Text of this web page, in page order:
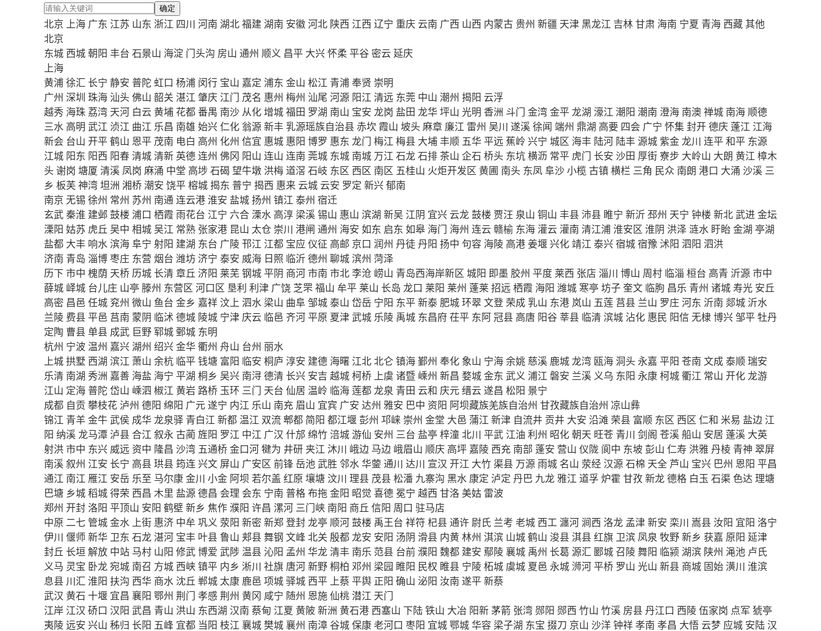
确定
北京 上海 广东 江苏 山东 浙江 四川 河南 湖北福建湖南 安徽河北 陕西 江西 辽宁 重庆 云南 广西 山西 内蒙古 贵州 新疆 天津黑龙江 吉林甘肃 海南 宁夏 青海 西藏其他
北京
东城 西城朝阳 丰台 石景山 海淀 门头沟 房山 通州 顺义 昌平 大兴怀柔平谷 密云延庆
上海
黄浦徐汇 长宁 静安 普陀 虹口 杨浦 闵行 宝山 嘉定 浦东 金山 松江 青浦奉贤 崇明
广州 深圳 珠海 汕头佛山 韶关 湛江 肇庆 江门 茂名 惠州 梅州 汕尾 河源 阳江 清远 东莞 中山 潮州 揭阳 云浮
越秀 海珠 荔湾 天河 白云黄埔 花都番禺 南沙 从化增城福田 罗湖 南山 宝安 龙岗 盐田 龙华坪山 光明 香洲 斗门 金湾金平龙湖 濠江 潮阳 潮南 澄海 南澳禅城 南海 顺德
三水 高明 武江 浈江 曲江 乐昌 南雄 始兴仁化 翁源新丰乳源瑶族自治县赤坎 霞山 坡头麻章 廉江 雷州 吴川 遂溪徐闻 端州 鼎湖 高要 四会 广宁 怀集封开德庆 蓬江 江海
新会 台山 开平鹤山 恩平 茂南 电白 高州 化州 信宜 惠城 惠阳 博罗 惠东 龙门 梅江 梅县 大埔丰顺 五华平远 蕉岭 兴宁 城区 海丰 陆河 陆丰源城紫金龙川 连平和平 东源
江城 阳东 阳西 阳春清城清新 英德连州 佛冈 阳山 连山 连南 莞城 东城 南城 万江 石龙石排茶山 企石 桥头 东坑横沥 常平 虎门 长安 沙田 厚街寮步 大岭山 大朗 黄江 樟木
头谢岗 塘厦 清溪 凤岗 麻涌 中堂 高埗石碣 望牛墩 洪梅道滘 石岐 东区 西区 南区 五桂山 火炬开发区 黄圃 南头 东凤阜沙小榄 古镇横栏 三角 民众 南朗 港口 大涌 沙溪 三
乡 板芙 神湾坦洲 湘桥潮安 饶平榕城揭东 普宁 揭西 惠来 云城 云安 罗定 新兴郁南
南京 无锡 徐州 常州 苏州 南通连云港淮安 盐城扬州 镇江 泰州 宿迁
玄武秦淮 建邺鼓楼 浦口 栖霞 雨花台 江宁 六合 溧水 高淳 梁溪锡山 惠山 滨湖 新吴 江阴 宜兴 云龙鼓楼 贾汪 泉山 铜山 丰县 沛县 睢宁 新沂邳州 天宁 钟楼 新北武进金坛
溧阳 姑苏 虎丘 吴中 相城吴江 常熟 张家港 昆山 太仓 崇川 港闸 通州 海安 如东 启东 如皋 海门 海州 连云赣榆 东海灌云灌南 清江浦淮安区 淮阴 洪泽 涟水 盱眙金湖 亭湖
盐都 大丰 响水滨海阜宁 射阳 建湖 东台 广陵邗江 江都 宝应 仪征 高邮 京口 润州 丹徒丹阳 扬中 句容 海陵 高港姜堰兴化靖江 泰兴宿城宿豫 沭阳 泗阳 泗洪
济南 青岛 淄博枣庄 东营 烟台 潍坊济宁 泰安 威海 日照 临沂德州 聊城滨州 菏泽
历下市中 槐荫 天桥 历城 长清章丘 济阳 莱芜钢城平阴 商河市南 市北李沧 崂山 青岛西海岸新区 城阳 即墨 胶州 平度 莱西 张店 淄川 博山 周村 临淄 桓台 高青 沂源市中
薛城 峄城 台儿庄 山亭 滕州 东营区 河口区 垦利 利津 广饶 芝罘福山 牟平 莱山 长岛 龙口 莱阳 莱州 蓬莱招远 栖霞 海阳 潍城 寒亭 坊子奎文 临朐 昌乐 青州 诸城寿光 安丘
高密 昌邑 任城 兖州 微山 鱼台 金乡 嘉祥 汶上 泗水 梁山 曲阜邹城泰山 岱岳 宁阳 东平新泰 肥城环翠文登 荣成乳山 东港 岚山 五莲 莒县 兰山 罗庄河东 沂南 郯城 沂水
兰陵 费县平邑 莒南 蒙阴 临沭德城 陵城 宁津 庆云 临邑 齐河平原 夏津武城 乐陵 禹城 东昌府茌平 东阿冠县 高唐 阳谷莘县 临清滨城 沾化 惠民 阳信无棣博兴邹平牡丹
定陶 曹县单县 成武 巨野 郓城 鄄城 东明
杭州 宁波 温州 嘉兴湖州 绍兴金华衢州 舟山 台州 丽水
上城拱墅 西湖 滨江 萧山 余杭 临平钱塘 富阳 临安 桐庐 淳安 建德 海曙 江北北仑镇海鄞州 奉化 象山 宁海余姚 慈溪 鹿城龙湾 瓯海洞头 永嘉 平阳 苍南 文成泰顺瑞安
乐清 南湖 秀洲 嘉善 海盐 海宁 平湖 桐乡 吴兴 南浔德清 长兴 安吉 越城柯桥 上虞 诸暨 嵊州 新昌 婺城金东 武义 浦江 磐安 兰溪 义乌 东阳 永康柯城衢江 常山 开化龙游
江山 定海普陀 岱山 嵊泗 椒江 黄岩 路桥 玉环 三门 天台 仙居 温岭 临海莲都龙泉 青田 云和 庆元缙云遂昌 松阳 景宁
成都 自贡 攀枝花 泸州 德阳 绵阳 广元遂宁 内江 乐山 南充 眉山 宜宾 广安 达州 雅安 巴中 资阳 阿坝藏族羌族自治州 甘孜藏族自治州 凉山彝
锦江 青羊金牛武侯 成华龙泉驿 青白江 新都 温江 双流郫都 简阳 都江堰彭州 邛崃 崇州 金堂 大邑 蒲江 新津 自流井 贡井 大安 沿滩 荣县 富顺 东区 西区 仁和 米易 盐边 江
阳 纳溪龙马潭 泸县合江 叙永古蔺旌阳 罗江 中江 广汉 什邡 绵竹 涪城游仙 安州 三台 盐亭 梓潼北川 平武 江油 利州 昭化朝天 旺苍 青川 剑阁 苍溪船山 安居 蓬溪 大英
射洪市中 东兴 威远 资中 隆昌 沙湾 五通桥金口河犍为 井研 夹江 沐川 峨边 马边 峨眉山 顺庆 高坪 嘉陵 西充 南部 蓬安 营山 仪陇 阆中 东坡彭山 仁寿 洪雅丹棱 青神 翠屏
南溪叙州 江安 长宁 高县珙县筠连兴文 屏山 广安区 前锋岳池武胜 邻水华蓥 通川 达川 宣汉 开江 大竹 渠县 万源雨城 名山 荥经汉源石棉 天全 芦山 宝兴 巴州 恩阳 平昌
通江 南江 雁江 安岳 乐至 马尔康金川 小金 阿坝 若尔盖 红原 壤塘 汶川 理县 茂县松潘 九寨沟 黑水 康定 泸定 丹巴 九龙雅江 道孚炉霍 甘孜新龙德格 白玉 石渠色达 理塘
巴塘 乡城稻城得荣 西昌 木里 盐源德昌 会理 会东 宁南 普格布拖金阳 昭觉 喜德 冕宁 越西 甘洛 美姑 雷波
郑州 开封洛阳 平顶山 安阳 鹤壁新乡 焦作濮阳 许昌 漯河 三门峡 南阳 商丘 信阳 周口 驻马店
中原 二七 管城金水 上街 惠济 中牟巩义 荥阳 新密 新郑登封龙亭 顺河鼓楼 禹王台 祥符 杞县通许 尉氏 兰考 老城 西工瀍河涧西 洛龙 孟津新安 栾川 嵩县 汝阳 宜阳 洛宁
伊川 偃师新华 卫东 石龙湛河 宝丰 叶县鲁山 郏县舞钢 文峰 北关 殷都龙安 安阳 汤阴 滑县 内黄林州 淇滨 山城鹤山 浚县淇县红旗 卫滨 凤泉 牧野新乡 获嘉 原阳 延津
封丘 长垣解放 中站 马村 山阳 修武博爱 武陟 温县沁阳 孟州 华龙清丰 南乐 范县 台前濮阳 魏都 建安 鄢陵襄城 禹州 长葛 源汇 郾城召陵舞阳 临颍 湖滨 陕州 渑池 卢氏
义马 灵宝 卧龙宛城 南召 方城 西峡镇平 内乡 淅川 社旗 唐河新野桐柏 邓州 梁园 睢阳 民权 睢县 宁陵柘城 虞城 夏邑 永城浉河平桥 罗山 光山 新县 商城 固始潢川 淮滨
息县 川汇 淮阳 扶沟 西华 商水 沈丘 郸城 太康 鹿邑 项城驿城 西平 上蔡 平舆 正阳 确山 泌阳 汝南 遂平新蔡
武汉 黄石 十堰 宜昌 襄阳 鄂州 荆门 孝感荆州 黄冈 咸宁 随州 恩施仙桃潜江 天门
江岸 江汉 硚口 汉阳 武昌 青山 洪山 东西湖 汉南 蔡甸 江夏 黄陂 新洲 黄石港 西塞山 下陆铁山 大冶 阳新茅箭 张湾 郧阳 郧西 竹山 竹溪 房县丹江口 西陵伍家岗 点军 猇亭
夷陵远安 兴山 秭归 长阳 五峰 宜都 当阳 枝江 襄城樊城襄州 南漳谷城保康老河口 枣阳 宜城鄂城华容 梁子湖 东宝 掇刀 京山 沙洋钟祥孝南 孝昌 大悟 云梦 应城 安陆汉